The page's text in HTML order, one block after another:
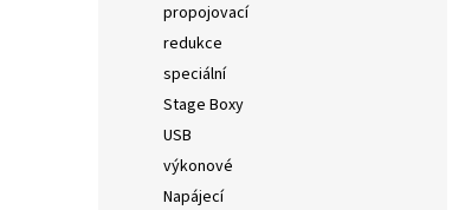
propojovací
redukce
speciální
Stage Boxy
USB
výkonové
Napájecí